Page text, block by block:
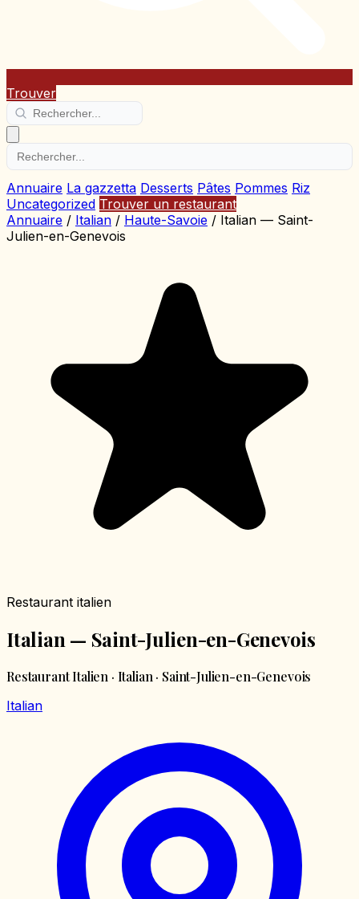
Trouver
Annuaire La gazzetta Desserts Pâtes Pommes Riz
Uncategorized Trouver un restaurant
Annuaire / Italian / Haute-Savoie / Italian — Saint-
Julien-en-Genevois
Restaurant italien
Italian — Saint-Julien-en-Genevois
Restaurant Italien · Italian · Saint-Julien-en-Genevois
Italian